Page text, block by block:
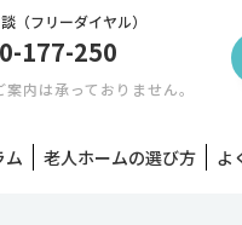
（フリーダイヤル）
177-250
内は承っておりません。
ム 老人ホームの選び方 よ